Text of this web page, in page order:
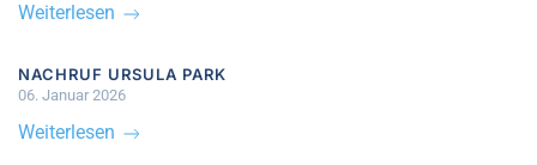
Weiterlesen
NACHRUF URSULA PARK
06. Januar 2026
Weiterlesen